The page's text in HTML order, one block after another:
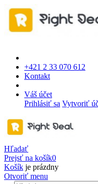
+421 2 33 070 612
Kontakt
Váš účet
Prihlásiť sa Vytvoriť
Hľadať
Prejsť na košík0
Košík je prázdny
Otvoriť menu